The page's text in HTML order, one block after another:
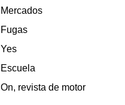
Mercados
Fugas
Yes
Escuela
On, revista de motor